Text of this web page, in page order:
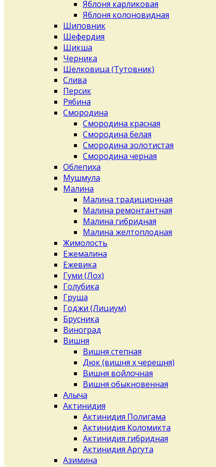
Яблоня карликовая
Яблоня колоновидная
Шиповник
Шефердия
Шикша
Черника
Шелковица (Тутовник)
Слива
Персик
Рябина
Смородина
Смородина красная
Смородина белая
Смородина золотистая
Смородина черная
Облепиха
Мушмула
Малина
Малина традиционная
Малина ремонтантная
Малина гибридная
Малина желтоплодная
Жимолость
Ежемалина
Ежевика
Гуми (Лох)
Голубика
Груша
Годжи (Лициум)
Брусника
Виноград
Вишня
Вишня степная
Дюк (вишня х черешня)
Вишня войлочная
Вишня обыкновенная
Алыча
Актинидия
Актинидия Полигама
Актинидия Коломикта
Актинидия гибридная
Актинидия Аргута
Азимина